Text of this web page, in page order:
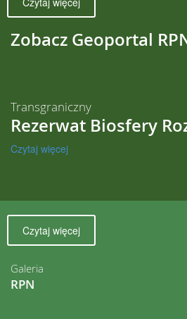
Zobacz Geoportal
Transgraniczny
Rezerwat Biosfery
Czytaj więcej
Galeria
RPN
Czytaj więcej